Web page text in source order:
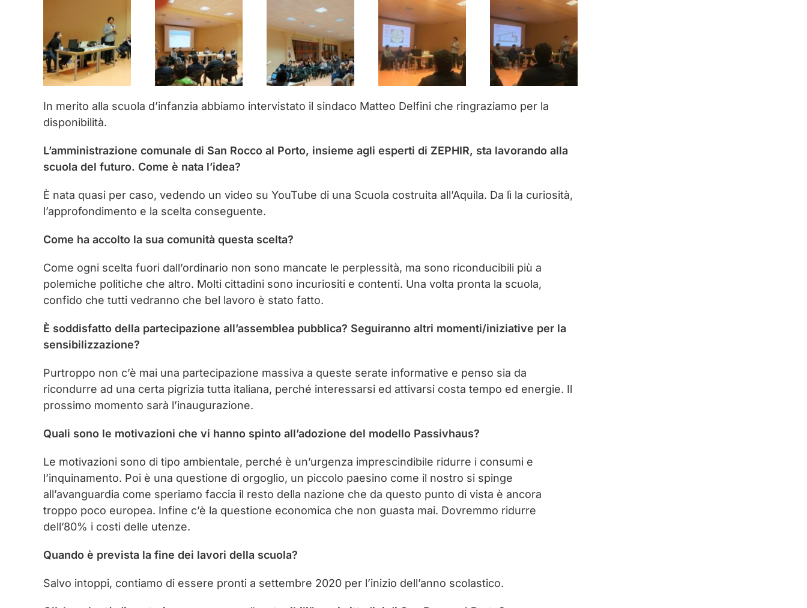
In merito alla scuola d’infanzia abbiamo intervistato il sindaco Matteo Delfini che ringraziamo per la
disponibilità.
L’amministrazione comunale di San Rocco al Porto, insieme agli esperti di ZEPHIR, sta lavorando alla
scuola del futuro. Come è nata l’idea?
È nata quasi per caso, vedendo un video su YouTube di una Scuola costruita all’Aquila. Da lì la curiosità,
l’approfondimento e la scelta conseguente.
Come ha accolto la sua comunità questa scelta?
Come ogni scelta fuori dall’ordinario non sono mancate le perplessità, ma sono riconducibili più a
polemiche politiche che altro. Molti cittadini sono incuriositi e contenti. Una volta pronta la scuola,
confido che tutti vedranno che bel lavoro è stato fatto.
È soddisfatto della partecipazione all’assemblea pubblica? Seguiranno altri momenti/iniziative per la
sensibilizzazione?
Purtroppo non c’è mai una partecipazione massiva a queste serate informative e penso sia da
ricondurre ad una certa pigrizia tutta italiana, perché interessarsi ed attivarsi costa tempo ed energie. Il
prossimo momento sarà l’inaugurazione.
Quali sono le motivazioni che vi hanno spinto all’adozione del modello Passivhaus?
Le motivazioni sono di tipo ambientale, perché è un’urgenza imprescindibile ridurre i consumi e
l’inquinamento. Poi è una questione di orgoglio, un piccolo paesino come il nostro si spinge
all’avanguardia come speriamo faccia il resto della nazione che da questo punto di vista è ancora
troppo poco europea. Infine c’è la questione economica che non guasta mai. Dovremmo ridurre
dell’80% i costi delle utenze.
Quando è prevista la fine dei lavori della scuola?
Salvo intoppi, contiamo di essere pronti a settembre 2020 per l’inizio dell’anno scolastico.